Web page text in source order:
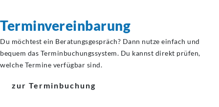
Terminvereinbarung
Du möchtest ein Beratungsgespräch? Dann nutze einfach und
bequem das Terminbuchungssystem. Du kannst direkt prüfen,
welche Termine verfügbar sind.
zur Terminbuchung